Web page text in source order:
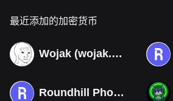
最近添加的加密货币
Wojak (wojak.art)
Roundhill Photonics & Optics ETF (Derivatives)